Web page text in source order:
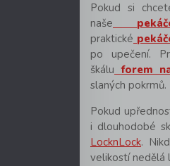
Pokud si
naše
praktické
po upečení.
škálu forem
slaných pokrmů.
Pokud
i dlouhodobé
LocknLock.
velikostí nedělá